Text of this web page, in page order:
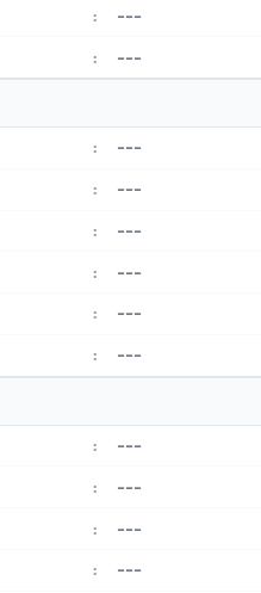
: ---
: ---
: ---
: ---
: ---
: ---
: ---
: ---
: ---
: ---
: ---
: ---